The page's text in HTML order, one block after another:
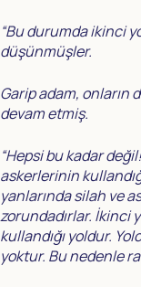
“Bu durumda ikinci
düşünmüşler.
Garip adam, onların
devam etmiş.
“Hepsi bu kadar
askerlerinin
yanlarında silah ve
zorundadırlar. İkinci
kullandığı yoldur.
yoktur. Bu nedenle